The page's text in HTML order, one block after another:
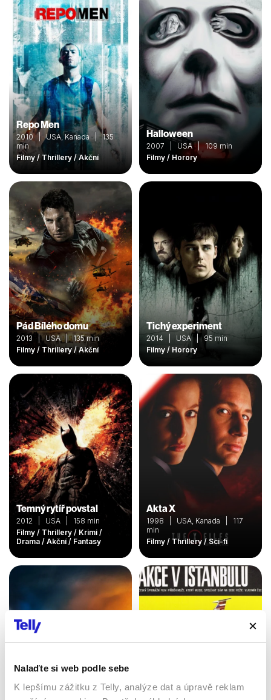
Nalaďte si web podle sebe
K lepšímu zážitku z Telly, analýze dat a úpravě reklam
Repo Men
2010 | USA, Kanada | 135
min
Filmy / Thrillery / Akční
Halloween
2007 | USA | 109 min
Filmy / Horory
Pád Bílého domu
2013 | USA | 135 min
Filmy / Thrillery / Akční
Tichý experiment
2014 | USA | 95 min
Filmy / Horory
Temný rytíř povstal
2012 | USA | 158 min
Filmy / Thrillery / Krimi /
Drama / Akční / Fantasy
Akta X
1998 | USA, Kanada | 117
min
Filmy / Thrillery / Sci-fi
Drtivý dopad